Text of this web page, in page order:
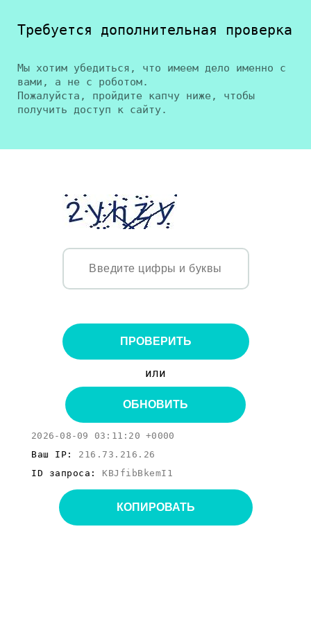
Требуется дополнительная проверка
Мы хотим убедиться, что имеем дело именно с
вами, а не с роботом.
Пожалуйста, пройдите капчу ниже, чтобы
получить доступ к сайту.
ПРОВЕРИТЬ
или
ОБНОВИТЬ
2026-08-09 03:11:20 +0000
Ваш IP: 216.73.216.26
ID запроса: KBJfibBkemI1
КОПИРОВАТЬ